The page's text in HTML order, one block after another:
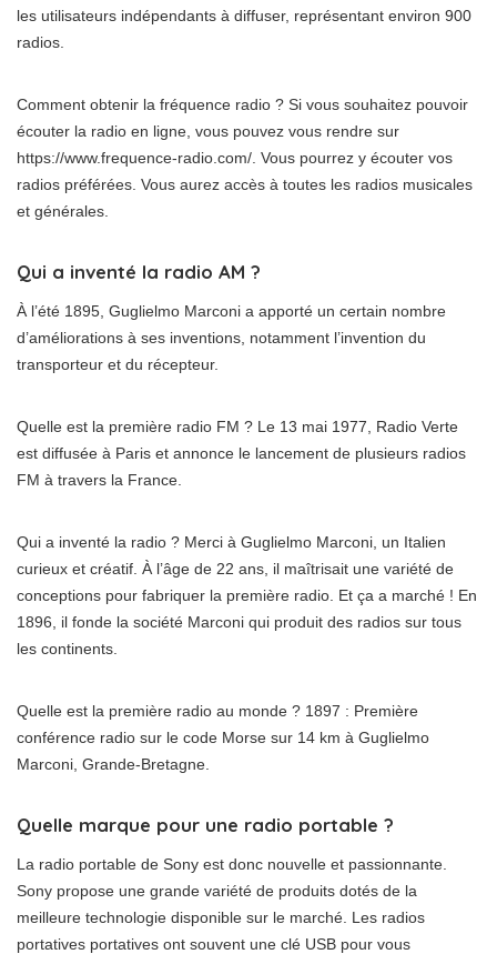
les utilisateurs indépendants à diffuser, représentant environ 900
radios.
Comment obtenir la fréquence radio ? Si vous souhaitez pouvoir
écouter la radio en ligne, vous pouvez vous rendre sur
https://www.frequence-radio.com/. Vous pourrez y écouter vos
radios préférées. Vous aurez accès à toutes les radios musicales
et générales.
Qui a inventé la radio AM ?
À l’été 1895, Guglielmo Marconi a apporté un certain nombre
d’améliorations à ses inventions, notamment l’invention du
transporteur et du récepteur.
Quelle est la première radio FM ? Le 13 mai 1977, Radio Verte
est diffusée à Paris et annonce le lancement de plusieurs radios
FM à travers la France.
Qui a inventé la radio ? Merci à Guglielmo Marconi, un Italien
curieux et créatif. À l’âge de 22 ans, il maîtrisait une variété de
conceptions pour fabriquer la première radio. Et ça a marché ! En
1896, il fonde la société Marconi qui produit des radios sur tous
les continents.
Quelle est la première radio au monde ? 1897 : Première
conférence radio sur le code Morse sur 14 km à Guglielmo
Marconi, Grande-Bretagne.
Quelle marque pour une radio portable ?
La radio portable de Sony est donc nouvelle et passionnante.
Sony propose une grande variété de produits dotés de la
meilleure technologie disponible sur le marché. Les radios
portatives portatives ont souvent une clé USB pour vous